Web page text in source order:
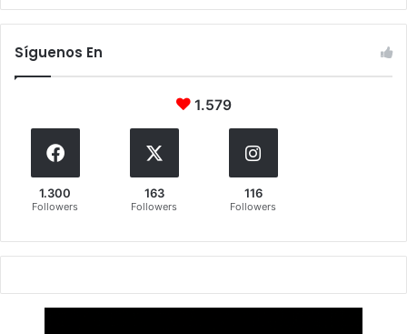
Síguenos En
1.579
1.300
Followers
163
Followers
116
Followers